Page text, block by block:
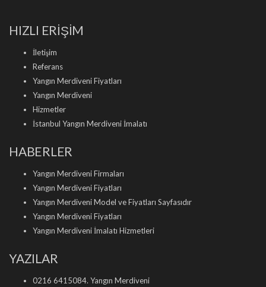
HIZLI ERİŞİM
İletişim
Referans
Yangın Merdiveni Fiyatları
Yangın Merdiveni
Hizmetler
İstanbul Yangın Merdiveni İmalatı
HABERLER
Yangın Merdiveni Firmaları
Yangın Merdiveni Fiyatları
Yangın Merdiveni Model ve Fiyatları Sayfasıdır
Yangın Merdiveni Fiyatları
Yangın Merdiveni İmalatı Hizmetleri
YAZILAR
0216 6415084. Yangın Merdiveni